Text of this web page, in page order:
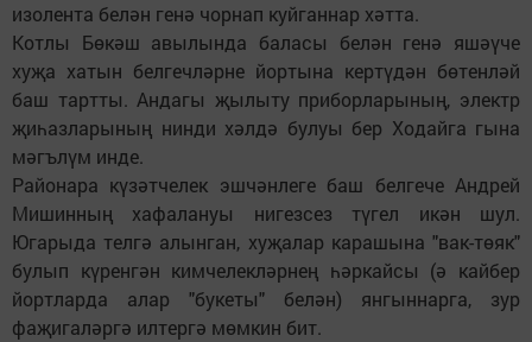
изолента белән генә чорнап куйганнар хәтта.
Котлы Бөкәш авылында баласы белән генә яшәүче
хуҗа хатын белгечләрне йортына кертүдән бөтенләй
баш тартты. Андагы җылыту приборларының, электр
җиһазларының нинди хәлдә булуы бер Ходайга гына
мәгълүм инде.
Районара күзәтчелек эшчәнлеге баш белгече Андрей
Мишинның хафалануы нигезсез түгел икән шул.
Югарыда телгә алынган, хуҗалар карашына "вак-төяк"
булып күренгән кимчелекләрнең һәркайсы (ә кайбер
йортларда алар "букеты" белән) янгыннарга, зур
фаҗигаләргә илтергә мөмкин бит.